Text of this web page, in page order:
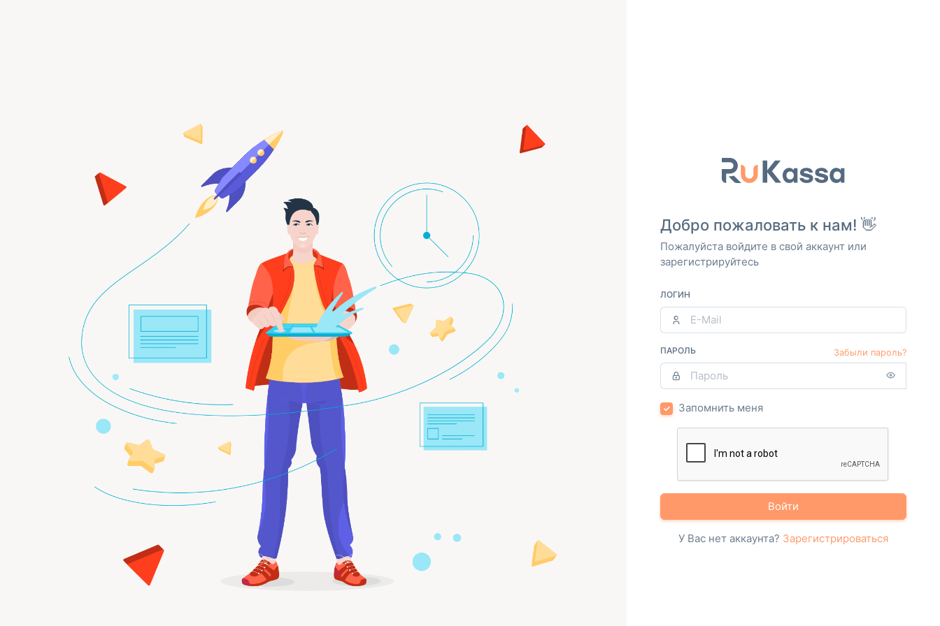
Добро пожаловать к нам! 👋
Пожалуйста войдите в свой аккаунт или
зарегистрируйтесь
ЛОГИН
ПАРОЛЬ Забыли пароль?
Запомнить меня
Войти
У Вас нет аккаунта? Зарегистрироваться